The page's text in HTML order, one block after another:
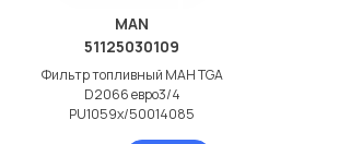
MAN
51125030109
Фильтр топливный МАН TGA
D2066 евро3/4
PU1059x/50014085